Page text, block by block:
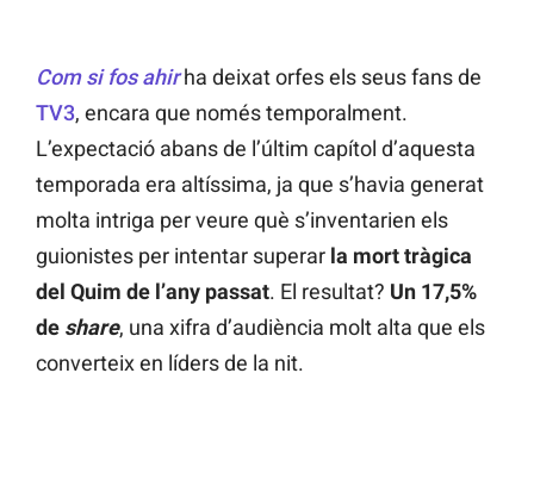
Com si fos ahirha deixat orfes els seus fans de
TV3, encara que només temporalment.
L’expectació abans de l’últim capítol d’aquesta
temporada era altíssima, ja que s’havia generat
molta intriga per veure què s’inventarien els
guionistes per intentar superar la mort tràgica
del Quim de l’any passat. El resultat? Un 17,5%
de share, una xifra d’audiència molt alta que els
converteix en líders de la nit.